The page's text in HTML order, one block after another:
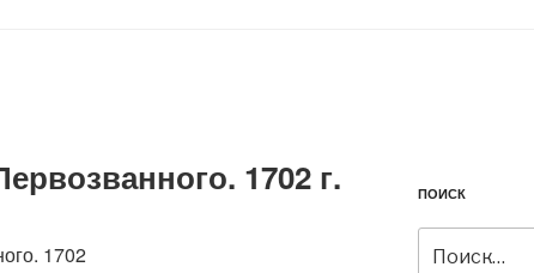
1702 г. ПОИСК